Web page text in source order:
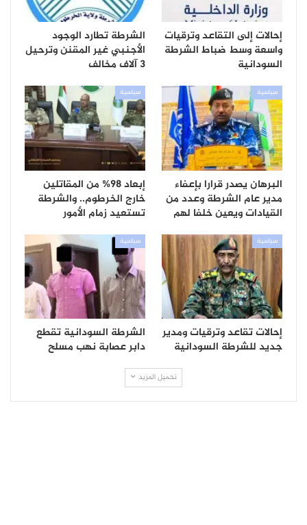
إحالات إلى التقاعد وترقيات
واسعة وسط ضباط الشرطة
السودانية
الشرطة تطارد الوجود
الأجنبي غير المقنن وترحيل
3 آلاف مخالف
سياسية
البرهان يصدر قرارا بإعفاء
مدير عام الشرطة وعدد من
القيادات ويعين خلفا لهم
سياسية
إبعاد 98% من المقاتلين
خارج الخرطوم.. والشرطة
تستعيد زمام الأمور
سياسية
إحالات تقاعد وترقيات ومدير
جديد للشرطة السودانية
سياسية
الشرطة السودانية تقطع
دابر عصابة نهب مسلح
تحميل المزيد